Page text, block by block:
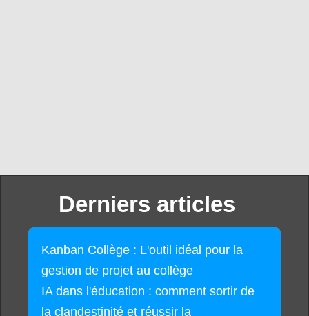
Derniers articles
Kanban Collège : L'outil idéal pour la
gestion de projet au collège
IA dans l'éducation : comment sortir de
la clandestinité et réussir la